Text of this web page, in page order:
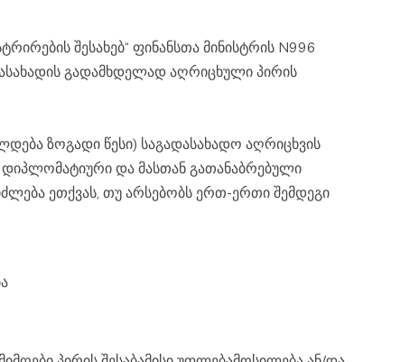
გადამხდელად აღრიცხული პირის
ზოგადი წესი) საგადასახადო აღრიცხვის
დიპლომატიური და მასთან გათანაბრებული
ეთქვას, თუ არსებობს ერთ-ერთი შემდეგი